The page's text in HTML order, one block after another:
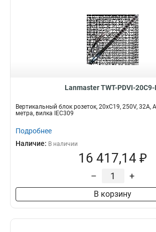
Lanmaster TWT-PDVI-20C9-
Вертикальный блок розеток, 20xC19, 250V, 32A,
метра, вилка IEC309
Подробнее
Наличие: В наличии
16 417,14 ₽
– +
В корзину